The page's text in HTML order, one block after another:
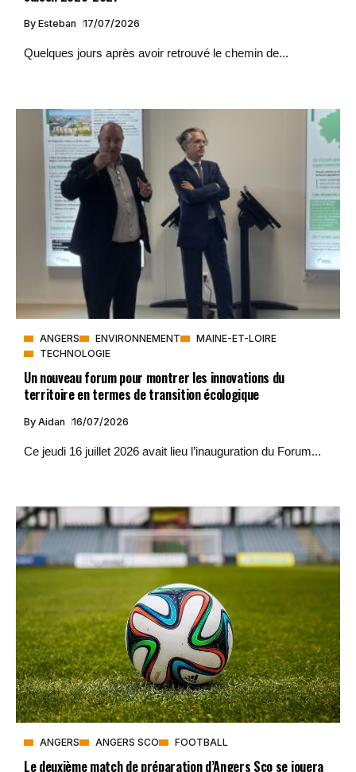
By Esteban 17/07/2026
Quelques jours après avoir retrouvé le chemin de...
ANGERS ENVIRONNEMENT
MAINE-ET-LOIRE
TECHNOLOGIE
Un nouveau forum pour montrer les innovations du
territoire en termes de transition écologique
By Aidan 16/07/2026
Ce jeudi 16 juillet 2026 avait lieu l’inauguration du Forum...
ANGERS ANGERS SCO FOOTBALL
Le deuxième match de préparation d’Angers Sco se jouera